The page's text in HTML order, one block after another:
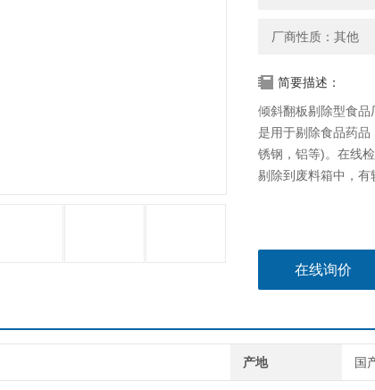
厂商性质：其他
简要描述：
倾斜翻板剔除型食
是用于剔除食品药
锈钢，铝等)。在线
剔除到废料箱中，有
在线询价
产地 国